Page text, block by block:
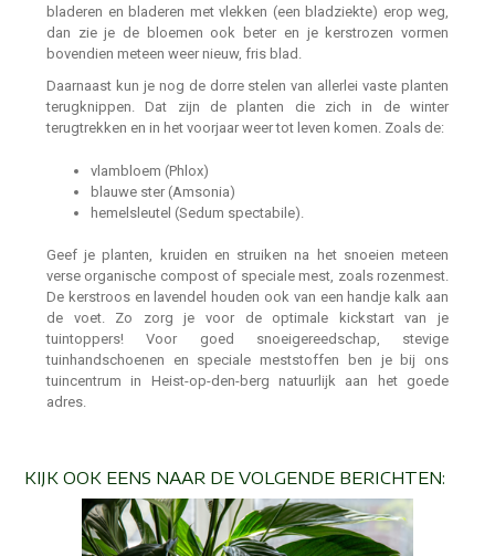
bladeren en bladeren met vlekken (een bladziekte) erop weg,
dan zie je de bloemen ook beter en je kerstrozen vormen
bovendien meteen weer nieuw, fris blad.
Daarnaast kun je nog de dorre stelen van allerlei vaste planten
terugknippen. Dat zijn de planten die zich in de winter
terugtrekken en in het voorjaar weer tot leven komen. Zoals de:
vlambloem (Phlox)
blauwe ster (Amsonia)
hemelsleutel (Sedum spectabile).
Geef je planten, kruiden en struiken na het snoeien meteen
verse organische compost of speciale mest, zoals rozenmest.
De kerstroos en lavendel houden ook van een handje kalk aan
de voet. Zo zorg je voor de optimale kickstart van je
tuintoppers! Voor goed snoeigereedschap, stevige
tuinhandschoenen en speciale meststoffen ben je bij ons
tuincentrum in Heist-op-den-berg natuurlijk aan het goede
adres.
KIJK OOK EENS NAAR DE VOLGENDE BERICHTEN: